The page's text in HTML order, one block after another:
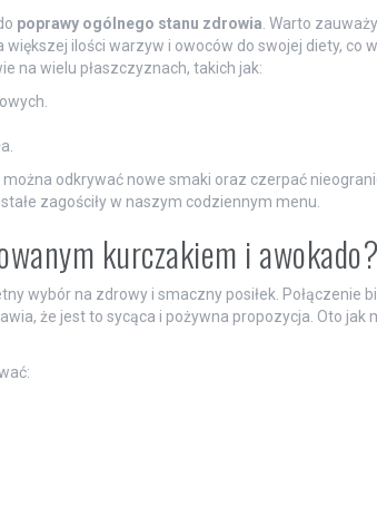
poprawy ogólnego stanu zdrowia . Warto
ilości warzyw i owoców do swojej diety, co
na wielu płaszczyznach, takich jak:
odkrywać nowe smaki oraz czerpać
zagościły w naszym codziennym menu.
kurczakiem i awokado?
wybór na zdrowy i smaczny posiłek. Połączenie
że jest to sycąca i pożywna propozycja. Oto jak